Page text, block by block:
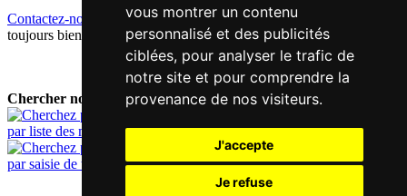
vous montrer un contenu
personnalisé et des publicités
ciblées, pour analyser le trafic de
notre site et pour comprendre la
provenance de nos visiteurs.
J'accepte
Je refuse
Contactez-nous!
Votre feedback et critique constructive seront
toujours bienvenus.
Chercher nouveau mot:
par liste des mots
par saisie de texte